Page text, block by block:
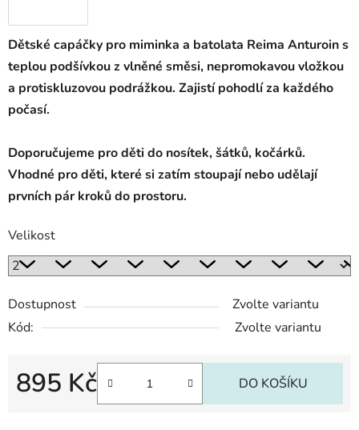
Dětské capáčky pro miminka a batolata Reima Anturoin s
teplou podšívkou z vlněné směsi, nepromokavou vložkou
a protiskluzovou podrážkou. Zajistí pohodlí za každého
počasí.
Doporučujeme pro děti do nosítek, šátků, kočárků.
Vhodné pro děti, které si zatím stoupají nebo udělají
prvních pár kroků do prostoru.
Velikost
Dostupnost
Zvolte variantu
Kód:
Zvolte variantu
895 Kč DO KOŠÍKU